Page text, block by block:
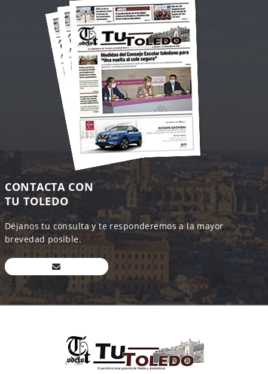
CONTACTA CON
TU TOLEDO
Déjanos tu consulta y te responderemos a la mayor
brevedad posible.